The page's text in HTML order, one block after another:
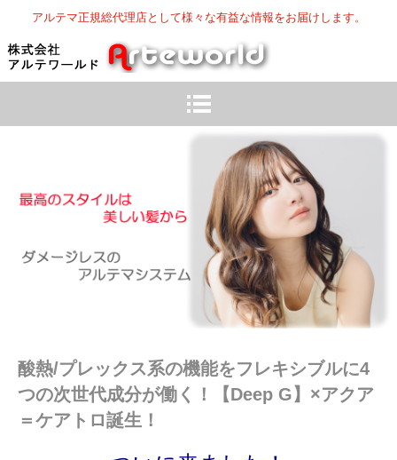
アルテマ正規総代理店として様々な有益な情報をお届けします。
酸熱/プレックス系の機能をフレキシブルに4
つの次世代成分が働く！【Deep G】×アクア
＝ケアトロ誕生！